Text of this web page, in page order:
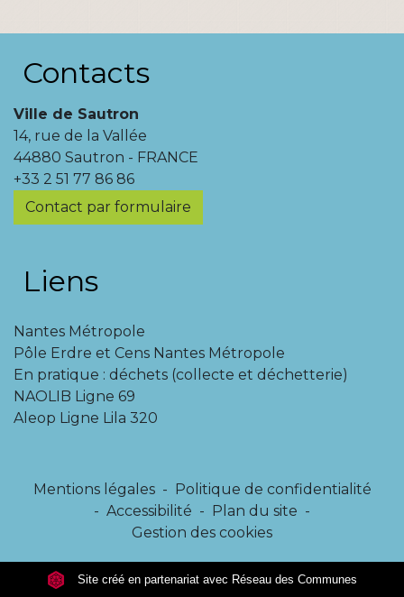
Contacts
Ville de Sautron
14, rue de la Vallée
44880 Sautron - FRANCE
+33 2 51 77 86 86
Contact par formulaire
Liens
Nantes Métropole
Pôle Erdre et Cens Nantes Métropole
En pratique : déchets (collecte et déchetterie)
NAOLIB Ligne 69
Aleop Ligne Lila 320
Mentions légales - Politique de confidentialité
- Accessibilité - Plan du site -
Gestion des cookies
Site créé en partenariat avec Réseau des Communes